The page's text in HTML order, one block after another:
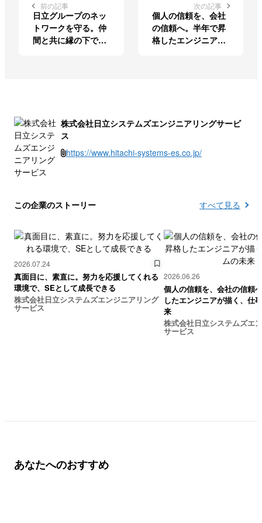
前の記事
日立グループのネッ
トワークを守る。仲
間と共に縁の下で支
次の記事
個人の信頼を、会社
の信頼へ。半年で昇
格したエンジニアが
株式会社日立システムズエンジニアリングサービ
ス
https://www.hitachi-systems-es.co.jp/
この企業のストーリー すべて見る
2026.07.24
真面目に、素直に。努力を応援してくれる
環境で、SEとして成長できる
株式会社日立システムズエンジニアリング
サービス
2026.06.26
個人の信頼を、会社の信頼
したエンジニアが描く、仕
来
株式会社日立システムズエ
サービス
あなたへのおすすめ